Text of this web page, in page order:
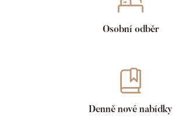
Osobní odběr
Denně nové nabídky